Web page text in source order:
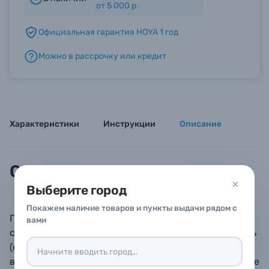
Выберите город
Покажем наличие товаров и пункты выдачи рядом с
вами
Б/У фототехника (Комиссионные товары)
от 5 000 р
Официальная гарантия HOYA 1 год
Можно в рассрочку или кредит
Характеристики Инструкции Описание
Описание
Поляризационный фильтр уменьшает блики при
съемке через стекло или через водную поверхность
(например, если Вы захотите снять плавающих в
воде рыб или снять вид окрестностей через оконное